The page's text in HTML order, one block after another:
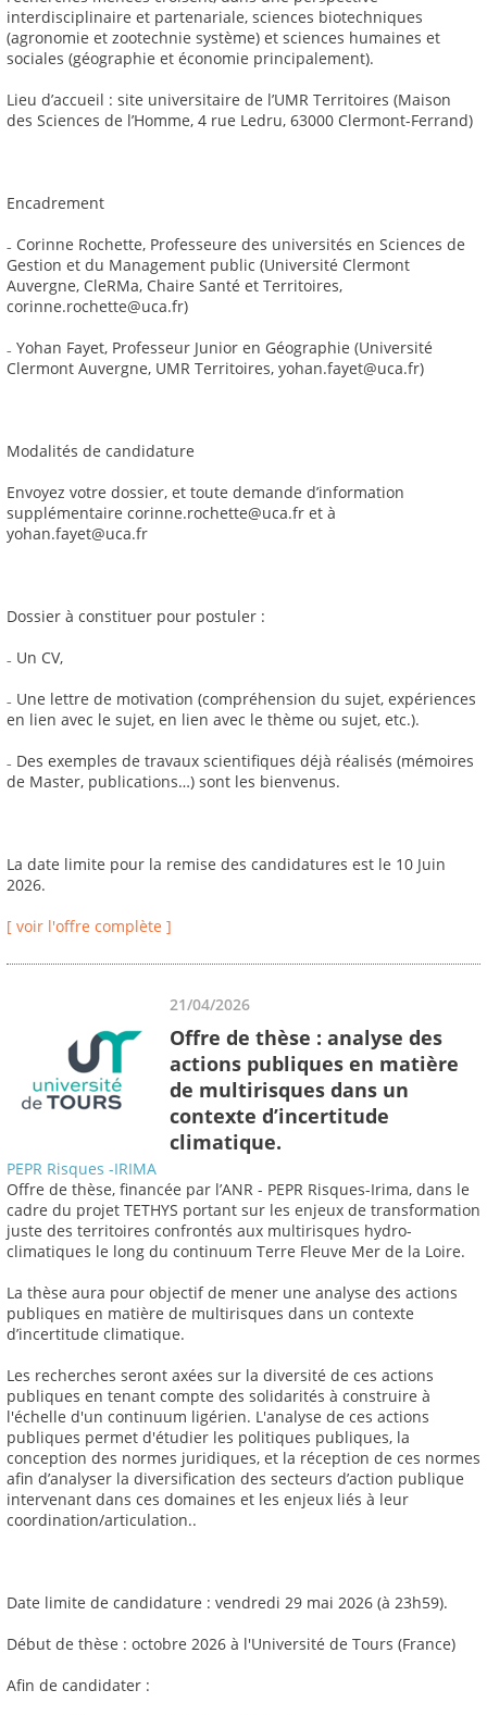
interdisciplinaire et partenariale, sciences biotechniques
(agronomie et zootechnie système) et sciences humaines et
sociales (géographie et économie principalement).
Lieu d’accueil : site universitaire de l’UMR Territoires (Maison
des Sciences de l’Homme, 4 rue Ledru, 63000 Clermont-Ferrand)
Encadrement
₋ Corinne Rochette, Professeure des universités en Sciences de
Gestion et du Management public (Université Clermont
Auvergne, CleRMa, Chaire Santé et Territoires,
corinne.rochette@uca.fr)
₋ Yohan Fayet, Professeur Junior en Géographie (Université
Clermont Auvergne, UMR Territoires, yohan.fayet@uca.fr)
Modalités de candidature
Envoyez votre dossier, et toute demande d’information
supplémentaire corinne.rochette@uca.fr et à
yohan.fayet@uca.fr
Dossier à constituer pour postuler :
₋ Un CV,
₋ Une lettre de motivation (compréhension du sujet, expériences
en lien avec le sujet, en lien avec le thème ou sujet, etc.).
₋ Des exemples de travaux scientifiques déjà réalisés (mémoires
de Master, publications…) sont les bienvenus.
La date limite pour la remise des candidatures est le 10 Juin
2026.
[ voir l'offre complète ]
21/04/2026
Offre de thèse : analyse des
actions publiques en matière
de multirisques dans un
contexte d’incertitude
climatique.
PEPR Risques -IRIMA
Offre de thèse, financée par l’ANR - PEPR Risques-Irima, dans le
cadre du projet TETHYS portant sur les enjeux de transformation
juste des territoires confrontés aux multirisques hydro-
climatiques le long du continuum Terre Fleuve Mer de la Loire.
La thèse aura pour objectif de mener une analyse des actions
publiques en matière de multirisques dans un contexte
d’incertitude climatique.
Les recherches seront axées sur la diversité de ces actions
publiques en tenant compte des solidarités à construire à
l'échelle d'un continuum ligérien. L'analyse de ces actions
publiques permet d'étudier les politiques publiques, la
conception des normes juridiques, et la réception de ces normes
afin d’analyser la diversification des secteurs d’action publique
intervenant dans ces domaines et les enjeux liés à leur
coordination/articulation..
Date limite de candidature : vendredi 29 mai 2026 (à 23h59).
Début de thèse : octobre 2026 à l'Université de Tours (France)
Afin de candidater :